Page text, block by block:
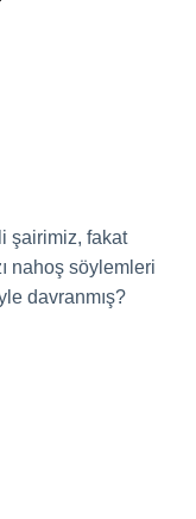
şairimiz, fakat
nahoş söylemleri
davranmış?